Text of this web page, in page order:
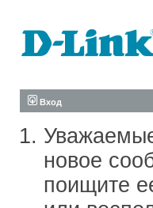
Вход
новое
поищите